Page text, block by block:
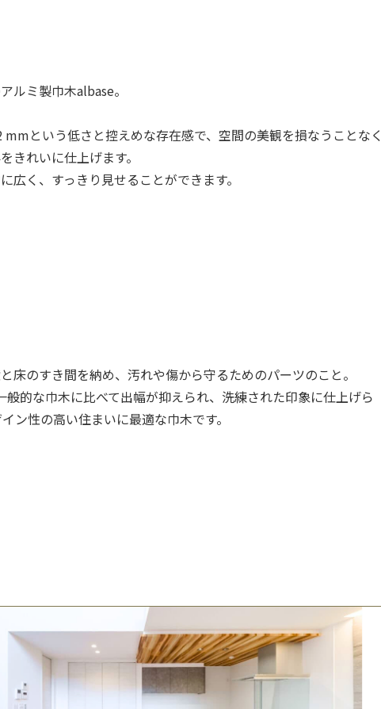
ルミ製巾木albase。
mmという低さと控えめな存在感で、空間の美観を損なうことなく
きれいに仕上げます。
広く、すっきり見せることができます。
床のすき間を納め、汚れや傷から守るためのパーツのこと。
般的な巾木に比べて出幅が抑えられ、洗練された印象に仕上げら
ン性の高い住まいに最適な巾木です。